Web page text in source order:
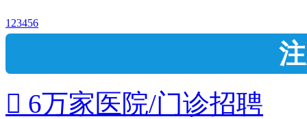
1 23456
 6万家医院/门诊招聘